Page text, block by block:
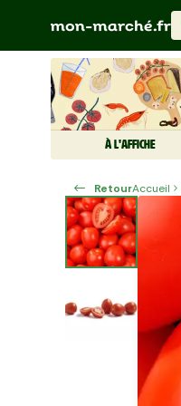
À L'AFFICHE
RetourAccueil